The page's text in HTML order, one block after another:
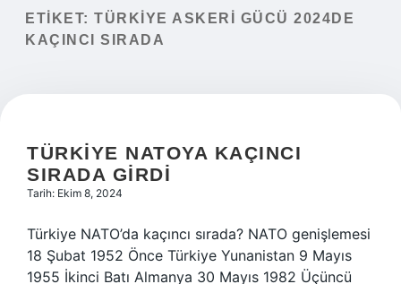
Yasal Uyarı
ETIKET: TÜRKIYE ASKERI GÜCÜ 2024DE
KAÇINCI SIRADA
TÜRKIYE NATOYA KAÇINCI
SIRADA GIRDI
Tarih: Ekim 8, 2024
Türkiye NATO’da kaçıncı sırada? NATO genişlemesi
18 Şubat 1952 Önce Türkiye Yunanistan 9 Mayıs
1955 İkinci Batı Almanya 30 Mayıs 1982 Üçüncü